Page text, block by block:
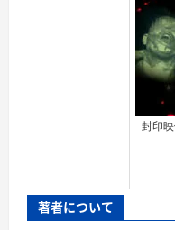
封印
著者について